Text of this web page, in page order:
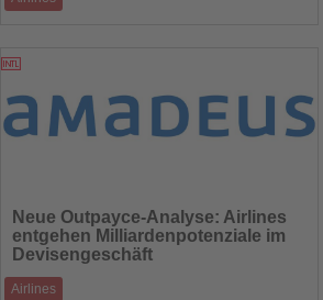
Sie
die
Nachrichten
Neue Outpayce-Analyse: Airlines
entgehen Milliardenpotenziale im
Devisengeschäft
Airlines